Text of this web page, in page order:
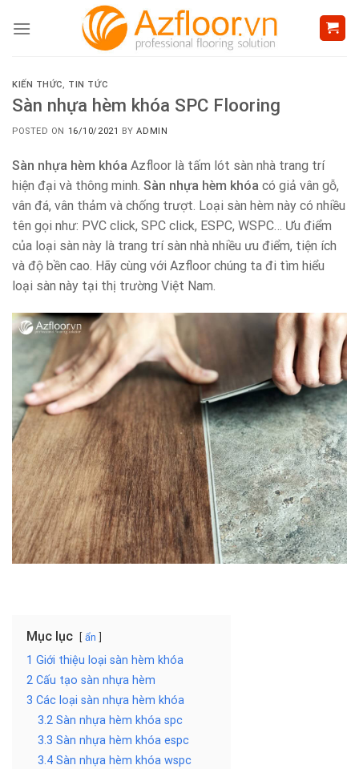
KIẾN THỨC, TIN TỨC
Sàn nhựa hèm khóa SPC Flooring
POSTED ON 16/10/2021 BYADMIN
Sàn nhựa hèm khóa Azfloor là tấm lót sàn nhà trang trí
hiện đại và thông minh. Sàn nhựa hèm khóa có giả vân gỗ,
vân đá, vân thảm và chống trượt. Loại sàn hèm này có nhiều
tên gọi như: PVC click, SPC click, ESPC, WSPC… Ưu điểm
của loại sàn này là trang trí sàn nhà nhiều ưu điểm, tiện ích
và độ bền cao. Hãy cùng với Azfloor chúng ta đi tìm hiểu
loại sàn này tại thị trường Việt Nam.
Mục lục ẩn
1 Giới thiệu loại sàn hèm khóa
2 Cấu tạo sàn nhựa hèm
3 Các loại sàn nhựa hèm khóa
3.2 Sàn nhựa hèm khóa spc
3.3 Sàn nhựa hèm khóa espc
3.4 Sàn nhựa hèm khóa wspc